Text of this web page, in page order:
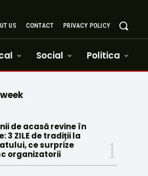
US CONTACT PRIVACY POLICY
Social Politica
de acasă revine în
3 ZILE de tradiții la
ce surprize
organizatorii